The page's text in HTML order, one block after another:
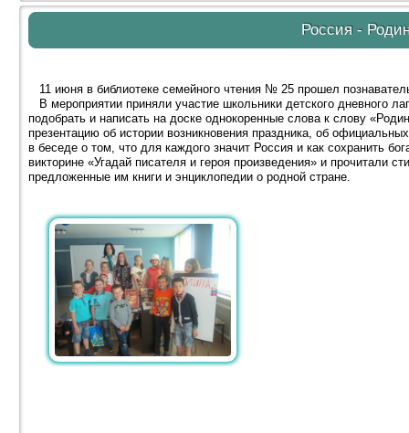
Россия -
11 июня в библиотеке семейного чтения № 25 прошел
В мероприятии приняли участие школьники детского дневного
подобрать и написать на доске однокоренные слова к слову
презентацию об истории возникновения праздника, об
в беседе о том, что для каждого значит Россия и как сохранить
викторине «Угадай писателя и героя произведения» и прочитали
предложенные им книги и энциклопедии о родной стране.